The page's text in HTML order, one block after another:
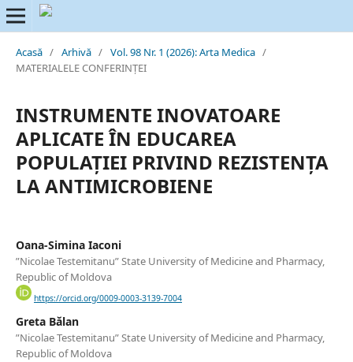
Acasă / Arhivă / Vol. 98 Nr. 1 (2026): Arta Medica /
MATERIALELE CONFERINȚEI
INSTRUMENTE INOVATOARE
APLICATE ÎN EDUCAREA
POPULAȚIEI PRIVIND REZISTENȚA
LA ANTIMICROBIENE
Oana-Simina Iaconi
”Nicolae Testemitanu” State University of Medicine and Pharmacy,
Republic of Moldova
https://orcid.org/0009-0003-3139-7004
Greta Bălan
”Nicolae Testemitanu” State University of Medicine and Pharmacy,
Republic of Moldova